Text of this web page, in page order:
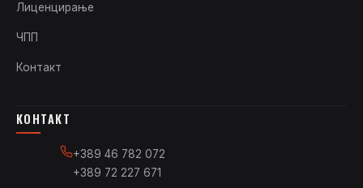
Лиценцирање
ЧПП
Контакт
КОНТАКТ
+389 46 782 072
+389 72 227 671